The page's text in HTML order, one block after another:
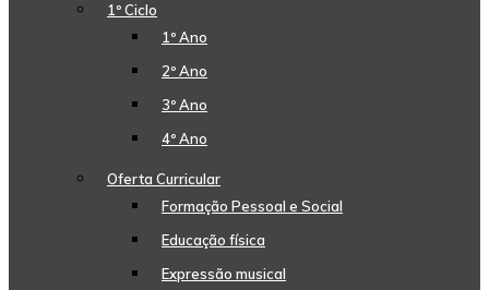
1º Ciclo
1º Ano
2º Ano
3º Ano
4º Ano
Oferta Curricular
Formação Pessoal e Social
Educação física
Expressão musical